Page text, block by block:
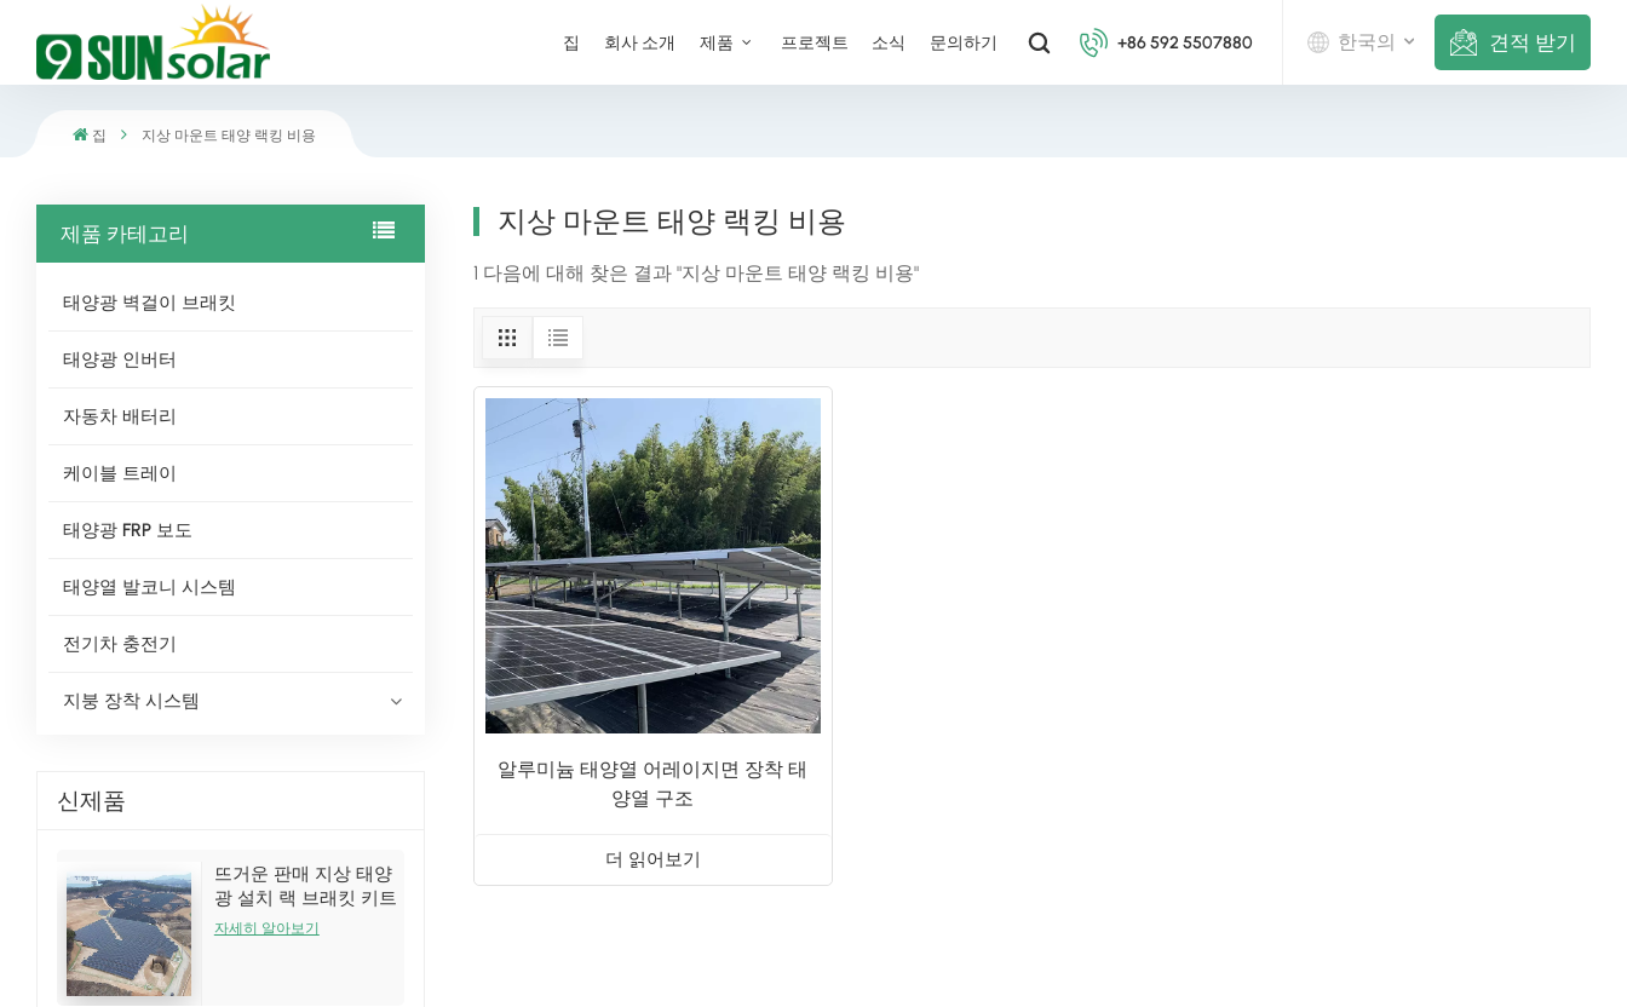
집 회사 소개 제품 프로젝트 소식 문의하기 +86 592 5507880 한국의 견적 받기
집 지상 마운트 태양 랙킹 비용
제품 카테고리
태양광 벽걸이 브래킷
태양광 인버터
자동차 배터리
케이블 트레이
태양광 FRP 보도
태양열 발코니 시스템
전기차 충전기
지붕 장착 시스템
신제품
뜨거운 판매 지상 태양
광 설치 랙 브래킷 키트
자세히 알아보기
지상 마운트 태양 랙킹 비용
1 다음에 대해 찾은 결과 "지상 마운트 태양 랙킹 비용"
알루미늄 태양열 어레이지면 장착 태
양열 구조
더 읽어보기